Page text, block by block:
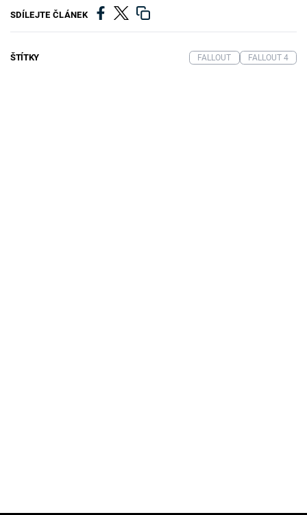
SDÍLEJTE ČLÁNEK
ŠTÍTKY FALLOUT FALLOUT 4